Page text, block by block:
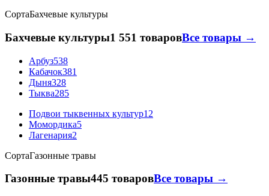
СортаБахчевые культуры
Бахчевые культуры1 551 товаровВсе товары →
Арбуз538
Кабачок381
Дыня328
Тыква285
Подвои тыквенных культур12
Момордика5
Лагенария2
СортаГазонные травы
Газонные травы445 товаровВсе товары →